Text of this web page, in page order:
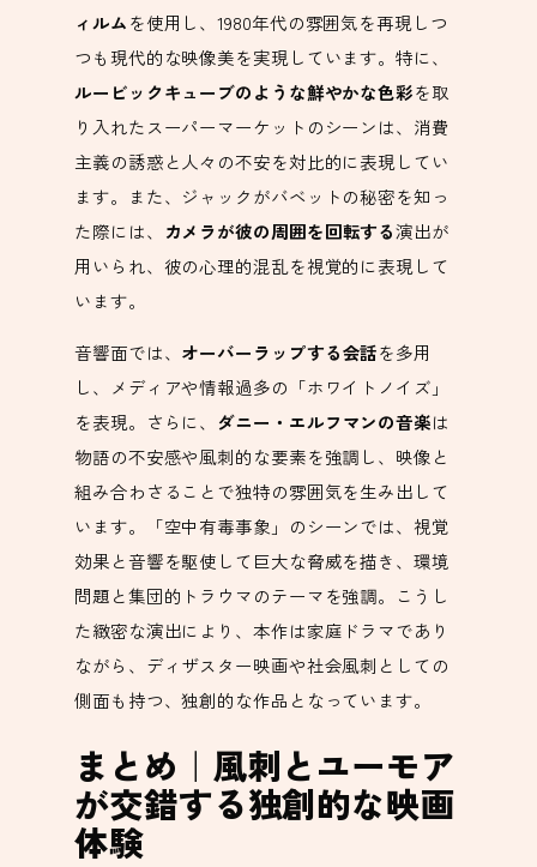
ィルムを使用し、1980年代の雰囲気を再現しつ
つも現代的な映像美を実現しています。特に、
ルービックキューブのような鮮やかな色彩を取
り入れたスーパーマーケットのシーンは、消費
主義の誘惑と人々の不安を対比的に表現してい
ます。また、ジャックがバベットの秘密を知っ
た際には、
カメラが彼の周囲を回転する演出が
用いられ、彼の心理的混乱を視覚的に表現して
います。
音響面では、 オーバーラップする会話を多用
し、メディアや情報過多の「ホワイトノイズ」
を表現。さらに、 ダニー・エルフマンの音楽は
物語の不安感や風刺的な要素を強調し、映像と
組み合わさることで独特の雰囲気を生み出して
います。「空中有毒事象」のシーンでは、視覚
効果と音響を駆使して巨大な脅威を描き、環境
問題と集団的トラウマのテーマを強調。こうし
た緻密な演出により、本作は家庭ドラマであり
ながら、ディザスター映画や社会風刺としての
側面も持つ、独創的な作品となっています。
まとめ｜風刺とユーモア
が交錯する独創的な映画
体験